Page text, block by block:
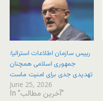
رییس سازمان اطلاعات استرالیا:
جمهوری اسلامی همچنان
تهدیدی جدی برای امنیت ماست
June 25, 2026
In "آخرین مطالب"